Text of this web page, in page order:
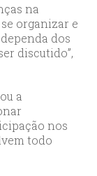
na
organizar e
dos
discutido”,
a
nos
todo